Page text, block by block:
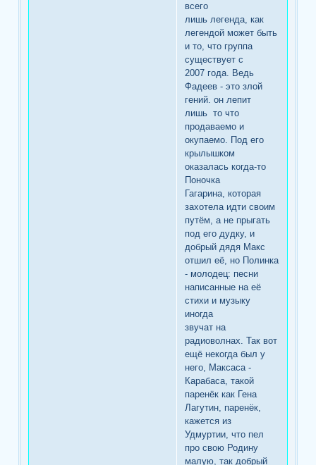
всего
лишь легенда, как
легендой может быть
и то, что группа
существует с
2007 года. Ведь
Фадеев - это злой
гений. он лепит
лишь то что
продаваемо и
окупаемо. Под его
крылышком
оказалась когда-то
Поночка
Гагарина, которая
захотела идти своим
путём, а не прыгать
под его дудку, и
добрый дядя Макс
отшил её, но Полинка
- молодец: песни
написанные на её
стихи и музыку
иногда
звучат на
радиоволнах. Так вот
ещё некогда был у
него, Максаса -
Карабаса, такой
паренёк как Гена
Лагутин, паренёк,
кажется из
Удмуртии, что пел
про свою Родину
малую, так добрый